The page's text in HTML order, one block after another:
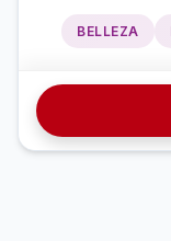
BELLEZA